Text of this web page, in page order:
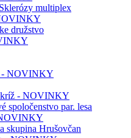
multiplex
družstvo
- NOVINKY
kríž - NOVINKY
spoločenstvo par. lesa
skupina Hrušovčan